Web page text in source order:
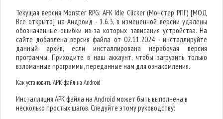
Текущая версия Monster RPG: AFK Idle Clicker (Монстер РПГ) [МОД
Все открыто] на Андроид - 1.6.3, в измененной версии удалены
обозначенные ошибки из-за которых зависания устройства. На
сайте добавлена версия файла от 02.11.2024 - инсталлируйте
данный архив, если инсталлирована нерабочая версия
программы. Приходите в наш аккаунт, чтобы загрузить только
взломанные программы, переданные нам для ознакомления.
Как установить APK файл на Android
Инсталляция APK файла на Android может быть выполнена в
несколько простых шагов. Следуйте этому руководству: